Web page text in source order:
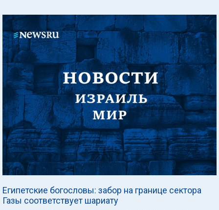
Египетские богословы: забор на границе сектора
Газы соответствует шариату